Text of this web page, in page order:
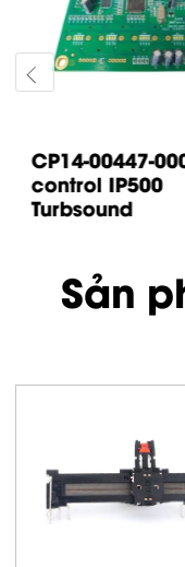
CP14-00447-000
control IP500
Turbsound
Sản